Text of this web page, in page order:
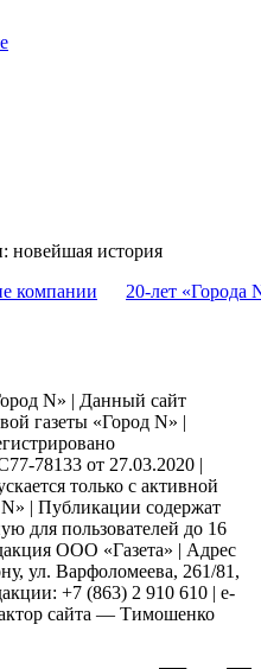
новейшая история
компании 20-лет «Города
N» | Данный сайт
газеты «Город N» |
78133 от 27.03.2020 |
только с активной
| Публикации содержат
для пользователей до 16
ООО «Газета» | Адрес
ул. Варфоломеева, 261/81,
+7 (863) 2 910 610 | e-
сайта — Тимошенко